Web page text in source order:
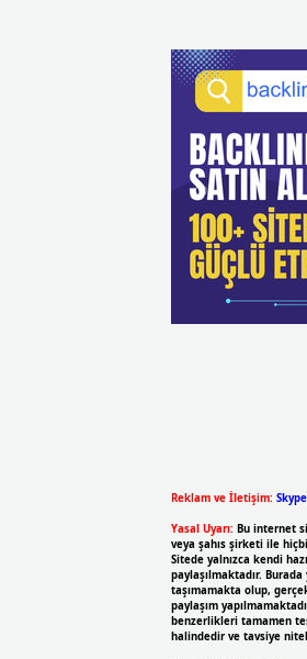
Reklam ve İletişim:
Yasal Uyarı: Bu internet
veya şahıs şirketi ile
Sitede yalnızca kendi
paylaşılmaktadır.
taşımamakta olup,
paylaşım
benzerlikleri tamamen
halindedir ve tavsiye